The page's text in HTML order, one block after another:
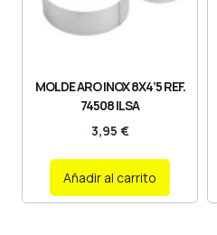
MOLDE ARO INOX 8X4’5 REF.
74508 ILSA
3,95 €
Añadir al carrito